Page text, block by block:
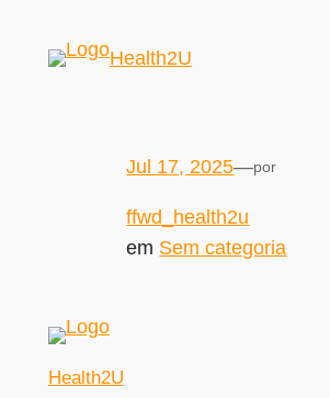
Health2U
Jul 17, 2025—por
ffwd_health2u
em Sem categoria
Health2U